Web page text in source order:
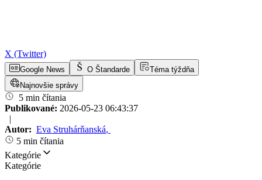
X (Twitter)
Google News O Štandarde
Téma týždňa
Najnovšie správy
5 min čítania
Publikované: 2026-05-23 06:43:37
|
Autor: Eva Struhárňanská,
5 min čítania
Kategórie
Kategórie